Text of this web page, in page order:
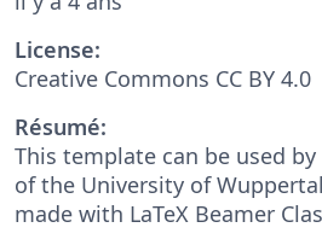
License:
Creative Commons CC BY 4.0
Résumé:
This template can be used
of the University of
made with LaTeX Beamer